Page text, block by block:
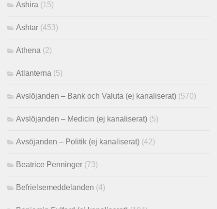
Ashira (15)
Ashtar (453)
Athena (2)
Atlanterna (5)
Avslöjanden – Bank och Valuta (ej kanaliserat) (570)
Avslöjanden – Medicin (ej kanaliserat) (5)
Avsöjanden – Politik (ej kanaliserat) (42)
Beatrice Penninger (73)
Befrielsemeddelanden (4)